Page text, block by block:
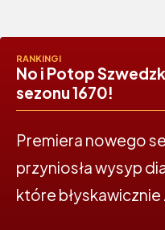
RANKINGI
No i Potop
sezonu 1670!
Premiera nowego
przyniosła wysyp
które